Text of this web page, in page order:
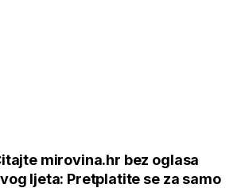
mirovina.hr bez oglasa
ljeta: Pretplatite se za samo